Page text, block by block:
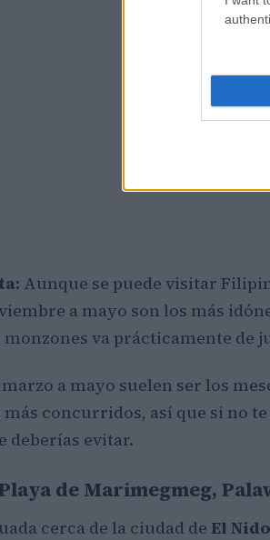
Aunque se puede visitar
a mayo son los más
monzones va prácticamente de
marzo a mayo suelen ser los
más concurridos, así que si no
deberías evitar.
de Marimegmeg,
cerca de la ciudad de El